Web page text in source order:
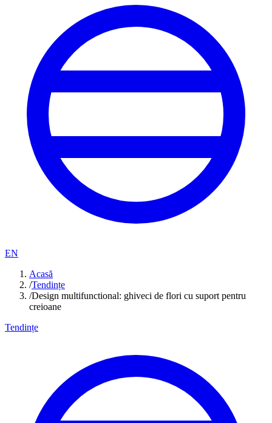
EN
Acasă
/Tendințe
/Design multifunctional: ghiveci de flori cu suport pentru
creioane
Tendințe